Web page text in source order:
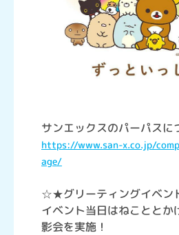
サンエックスのパーパス
https://www.san-x.co.jp/
age/
☆★グリーティングイベ
イベント当日はねこととか
影会を実施！